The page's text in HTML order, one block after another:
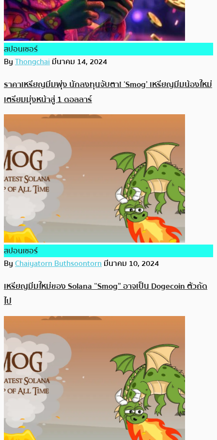
สปอนเซอร์
ByThongchaiมีนาคม 14, 2024
ราคาเหรียญมีมพุ่ง นักลงทุนจับตา! ‘Smog’ เหรียญมีมน้องใหม่
เตรียมมุ่งหน้าสู่ 1 ดอลลาร์
สปอนเซอร์
ByChaiyatorn Buthsoontornมีนาคม 10, 2024
เหรียญมีมใหม่ของ Solana “Smog” อาจเป็น Dogecoin ตัวถัด
ไป